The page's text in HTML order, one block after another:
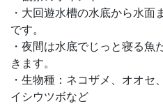
・大回遊水槽の水底から水面
です。
・夜間は水底でじっと寝る
きます。
・生物種：ネコザメ、オオ
イシウツボなど